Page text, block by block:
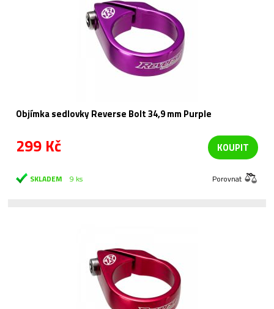
Objímka sedlovky Reverse Bolt 34,9 mm Purple
299 Kč KOUPIT
SKLADEM 9 ks Porovnat